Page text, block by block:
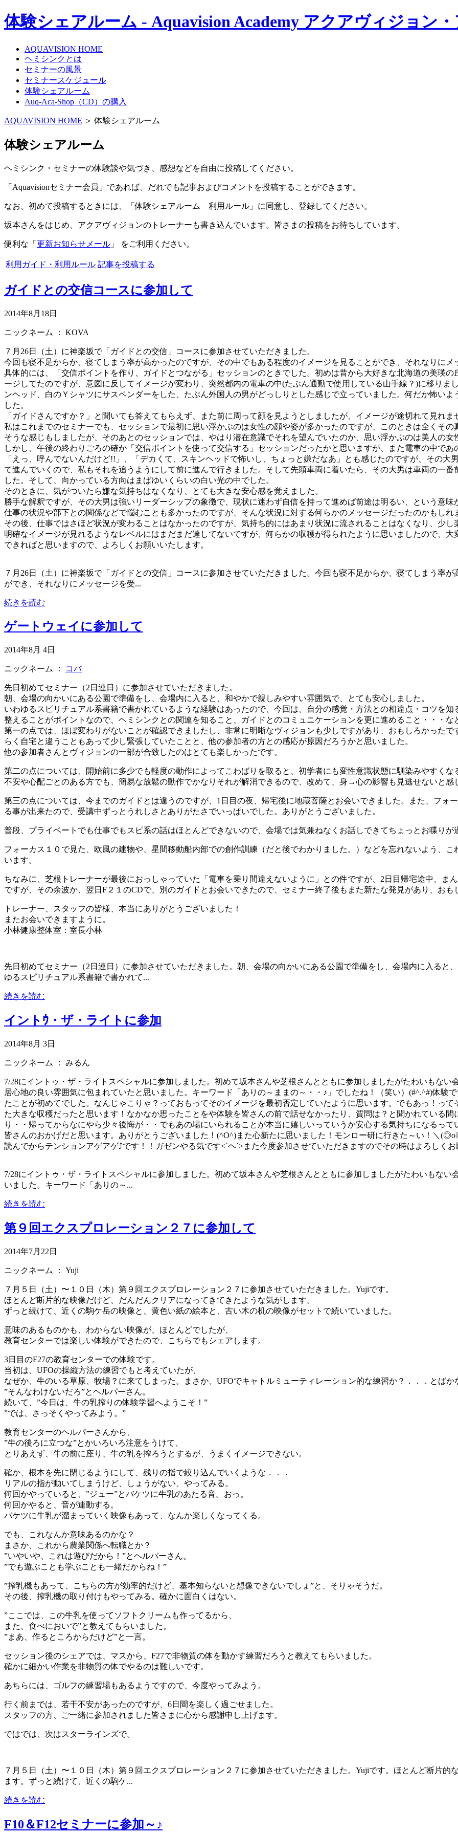
体験シェアルーム - Aquavision Academy アクアヴィジョン
AQUAVISION HOME
ヘミシンクとは
セミナーの風景
セミナースケジュール
体験シェアルーム
Auq-Aca-Shop（CD）の購入
AQUAVISION HOME ＞ 体験シェアルーム
体験シェアルーム
ヘミシンク・セミナーの体験談や気づき、感想などを自由に投稿してください。
「Aquavisionセミナー会員」であれば、だれでも記事およびコメントを投稿することができます。
なお、初めて投稿するときには、「体験シェアルーム 利用ルール」に同意し、登録してください。
坂本さんをはじめ、アクアヴィジョンのトレーナーも書き込んでいます。皆さまの投稿をお待ちしています。
便利な「 更新お知らせメール 」 をご利用ください。
利用ガイド・利用ルール 記事を投稿する
ガイドとの交信コースに参加して
2014年8月18日
ニックネーム ： KOVA
７月26日（土）に神楽坂で「ガイドとの交信」コースに参加させていただきました。
今回も寝不足からか、寝てしまう率が高かったのですが、その中でもある程度のイメージを見ることができ、それなりにメ
具体的には、「交信ポイントを作り、ガイドとつながる」セッションのときでした。初めは昔から大好きな北海道の美瑛
ージしてたのですが、意図に反してイメージが変わり、突然都内の電車の中(たぶん通勤で使用している山手線？)に移りま
ンヘッド、白のＹシャツにサスペンダーをした、たぶん外国人の男がどっしりとした感じで立っていました。何だか怖い
した。
「ガイドさんですか？」と聞いても答えてもらえず、また前に周って顔を見ようとしましたが、イメージが途切れて見れま
私はこれまでのセミナーでも、セッションで最初に思い浮かぶのは女性の顔や姿が多かったのですが、このときは全くそ
そうな感じもしましたが、そのあとのセッションでは、やはり潜在意識でそれを望んでいたのか、思い浮かぶのは美人の女
しかし、午後の終わりごろの確か「交信ポイントを使って交信する」セッションだったかと思いますが、また電車の中であ
「えっ、呼んでないんだけど!!」、「デカくて、スキンヘッドで怖いし、ちょっと嫌だなあ」とも感じたのですが、その
て進んでいくので、私もそれを追うようにして前に進んで行きました。そして先頭車両に着いたら、その大男は車両の一
した。そして、向かっている方向はまばゆいくらいの白い光の中でした。
そのときに、気がついたら嫌な気持ちはなくなり、とても大きな安心感を覚えました。
勝手な解釈ですが、その大男は強いリーダーシップの象徴で、現状に迷わず自信を持って進めば前途は明るい、という意味
仕事の状況や部下との関係などで悩むことも多かったのですが、そんな状況に対する何らかのメッセージだったのかもしれ
その後、仕事ではさほど状況が変わることはなかったのですが、気持ち的にはあまり状況に流されることはなくなり、少し
明確なイメージが見れるようなレベルにはまだまだ達してないですが、何らかの収穫が得られたように思いましたので、
できればと思いますので、よろしくお願いいたします。
７月26日（土）に神楽坂で「ガイドとの交信」コースに参加させていただきました。今回も寝不足からか、寝てしまう率
ができ、それなりにメッセージを受...
続きを読む
ゲートウェイに参加して
2014年8月 4日
ニックネーム ： コバ
先日初めてセミナー（2日連日）に参加させていただきました。
朝、会場の向かいにある公園で準備をし、会場内に入ると、和やかで親しみやすい雰囲気で、とても安心しました。
いわゆるスピリチュアル系書籍で書かれているような経験はあったので、今回は、自分の感覚・方法との相違点・コツを
整えることがポイントなので、ヘミシンクとの関連を知ること、ガイドとのコミュニケーションを更に進めること・・・な
第一の点では、ほぼ変わりがないことが確認できましたし、非常に明晰なヴィジョンも少しですがあり、おもしろかった
らく自宅と違うこともあって少し緊張していたことと、他の参加者の方との感応が原因だろうかと思いました。
他の参加者さんとヴィジョンの一部が合致したのはとても楽しかったです。
第二の点については、開始前に多少でも軽度の動作によってこわばりを取ると、初学者にも変性意識状態に馴染みやすくな
不安や心配ごとのある方でも、簡易な放鬆の動作でかなりそれが解消できるので、改めて、身→心の影響も見逃せないと感
第三の点については、今までのガイドとは違うのですが、1日目の夜、帰宅後に地蔵菩薩とお会いできました。また、フォ
る事が出来たので、受講中ずっとうれしさとありがたさでいっぱいでした。ありがとうございました。
普段、プライベートでも仕事でもスピ系の話はほとんどできないので、会場では気兼ねなくお話しできてちょっとお喋りが
フォーカス１０で見た、欧風の建物や、星間移動船内部での創作訓練（だと後でわかりました。）などを忘れないよう、
います。
ちなみに、芝根トレーナーが最後におっしゃっていた「電車を乗り間違えないように」との件ですが、2日目帰宅途中、ま
ですが、その余波か、翌日F２１のCDで、別のガイドとお会いできたので、セミナー終了後もまた新たな発見があり、おも
トレーナー、スタッフの皆様、本当にありがとうございました！
またお会いできますように。
小林健康整体室：室長小林
先日初めてセミナー（2日連日）に参加させていただきました。朝、会場の向かいにある公園で準備をし、会場内に入ると
ゆるスピリチュアル系書籍で書かれて...
続きを読む
イントｳ・ザ・ライトに参加
2014年8月 3日
ニックネーム ： みるん
7/28にイントゥ・ザ・ライトスペシャルに参加しました。初めて坂本さんや芝根さんとともに参加しましたがたわいもない
居心地の良い雰囲気に包まれていたと思いました。キーワード「ありの～ままの～・・♪」でしたね！（笑い）(#^.^#)体験
たことが初めてでした。なんじゃこりゃ？っておもってそのイメージを最初否定していたように思います。でもあっ！っ
た大きな収穫だったと思います！なかなか思ったことをや体験を皆さんの前で話せなかったり、質問は？と聞かれている
り・・帰ってからなにやら少々後悔が・・でもあの場にいられることが本当に嬉しいっていうか安心する気持ちになるっ
皆さんのおかげだと思います。ありがとうございました！(^O^)また心新たに思いました！モンロー研に行きた～い！＼
読んでからテンションアゲアゲ⤴です！！ガゼンやる気です<`ヘ´>また今度参加させていただきますのでその時はよろしくお
7/28にイントゥ・ザ・ライトスペシャルに参加しました。初めて坂本さんや芝根さんとともに参加しましたがたわいもな
いました。キーワード「ありの～...
続きを読む
第９回エクスプロレーション２７に参加して
2014年7月22日
ニックネーム ： Yuji
７月５日（土）〜１０日（木）第９回エクスプロレーション２７に参加させていただきました。Yujiです。
ほとんど断片的な映像だけど、だんだんクリアになってきてきたような気がします。
ずっと続けて、近くの駒ケ岳の映像と、黄色い紙の絵本と、古い木の机の映像がセットで続いていました。
意味のあるものかも、わからない映像が、ほとんどでしたが、
教育センターでは楽しい体験ができたので、こちらでもシェアします。
3日目のF27の教育センターでの体験です。
当初は、UFOの操縦方法の練習でもと考えていたが、
なぜか、牛のいる草原、牧場？に来てしまった。まさか、UFOでキャトルミューティレーション的な練習か？．．．とばか
”そんなわけないだろ”とヘルパーさん。
続いて、”今日は、牛の乳搾りの体験学習へようこそ！”
”では、さっそくやってみよう。”
教育センターのヘルパーさんから、
”牛の後ろに立つな”とかいろいろ注意をうけて、
とりあえず、牛の前に座り、牛の乳を搾ろうとするが、うまくイメージできない。
確か、根本を先に閉じるようにして、残りの指で絞り込んでいくような．．．
リアルの指が動いてしまうけど、しょうがない、やってみる。
何回かやっていると、”ジュー”とバケツに牛乳のあたる音。おっ。
何回かやると、音が連動する。
バケツに牛乳が溜まっていく映像もあって、なんか楽しくなってくる。
でも、これなんか意味あるのかな？
まさか、これから農業関係へ転職とか？
”いやいや、これは遊びだから！”とヘルパーさん。
”でも遊ぶことも学ぶことも一緒だからね！”
”搾乳機もあって、こちらの方が効率的だけど、基本知らないと想像できないでしょ”と、そりゃそうだ。
その後、搾乳機の取り付けもやってみる。確かに面白くはない。
”ここでは、この牛乳を使ってソフトクリームも作ってるから、
また、食べにおいで”と教えてもらいました。
”まあ、作るところからだけど”と一言。
セッション後のシェアでは、マスから、F27で非物質の体を動かす練習だろうと教えてもらいました。
確かに細かい作業を非物質の体でやるのは難しいです。
あちらには、ゴルフの練習場もあるようですので、今度やってみよう。
行く前までは、若干不安があったのですが、6日間を楽しく過ごせました。
スタッフの方、ご一緒に参加されました皆さまに心から感謝申し上げます。
ではでは、次はスターラインズで。
７月５日（土）〜１０日（木）第９回エクスプロレーション２７に参加させていただきました。Yujiです。ほとんど断片的
ます。ずっと続けて、近くの駒ケ...
続きを読む
F10＆F12セミナーに参加～♪